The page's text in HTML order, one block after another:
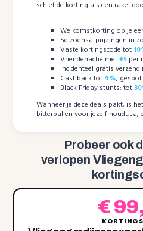
schiet de korting als een raket
Welkomstkorting op je
Seizoensafprijzingen in
Vaste kortingscode tot
Vriendenactie met€5 per
Incidenteel gratis
Cashback tot 4%,
Black Friday stunts: tot
Wanneer je deze deals pakt, is
bitterballen voor jezelf houdt. Ja,
Probeer ook
verlopen
€